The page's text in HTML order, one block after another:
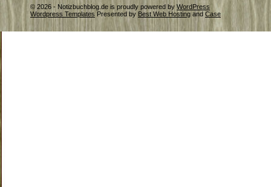
© 2026 - Notizbuchblog.de is proudly powered by WordPress
Wordpress Templates Presented by Best Web Hosting and Case